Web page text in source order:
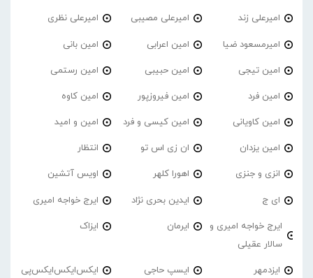
امیرعلی زند امیرعلی مصیبی امیرعلی نظری
امیرمسعود ضیا امین اعرابی امین بانی
امین تیجی امین حبیبی امین رستمی
امین فرد امین فیروزپور امین کاوه
امین کاویانی امین کیسی و فرد امین و امید
امین یزدان ان زی اس تو انتظار
انزی و جنزی اهورا کلهر اویس آتشین
ای ج ایدین بحری نژاد ایرج خواجه امیری
ایرج خواجه امیری و
سالار عقیلی
ایرمان ایزاک
ایزدمهر ایسپ حاجی ایکس‌ایکس‌ایکس‌پی